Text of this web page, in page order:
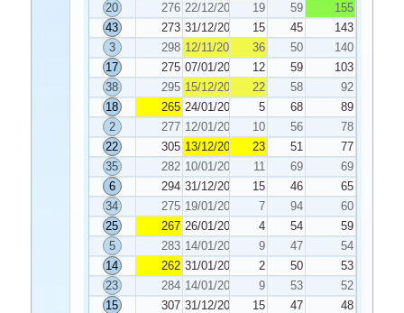
20
276 22/12/2025 19 59
155
43
273 31/12/2025 15 45
143
3
298 12/11/2025 36 50
140
17
275 07/01/2026 12 59
103
38
295 15/12/2025 22 58
92
18
265 24/01/2026 5 68
89
2
277 12/01/2026 10 56
78
22
305 13/12/2025 23 51
77
35
282 10/01/2026 11 69
69
6
294 31/12/2025 15 46
65
34
275 19/01/2026 7 94
60
25
267 26/01/2026 4 54
59
5
283 14/01/2026 9 47
54
14
262 31/01/2026 2 50
53
23
284 14/01/2026 9 53
52
15
307 31/12/2025 15 47
48